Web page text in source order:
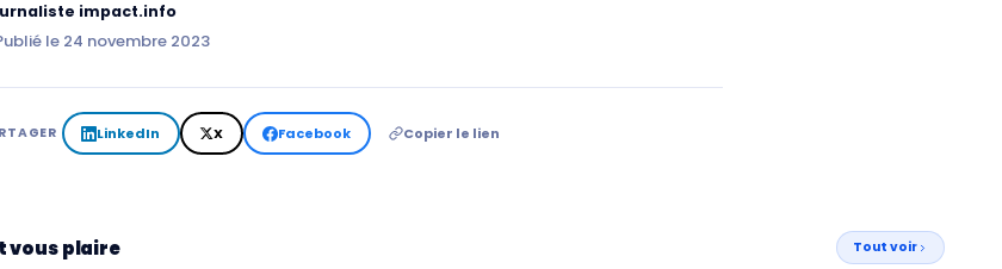
impact.info
le 24 novembre 2023
LinkedIn X Facebook Copier le lien
vous plaire Tout voir